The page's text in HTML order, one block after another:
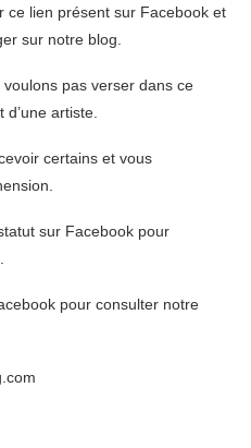
ce lien présent sur Facebook et
sur notre blog.
pas verser dans ce
d’une artiste.
certains et vous
sur Facebook pour
pour consulter notre